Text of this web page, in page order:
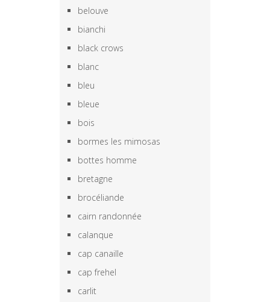
belouve
bianchi
black crows
blanc
bleu
bleue
bois
bormes les mimosas
bottes homme
bretagne
brocéliande
cairn randonnée
calanque
cap canaille
cap frehel
carlit